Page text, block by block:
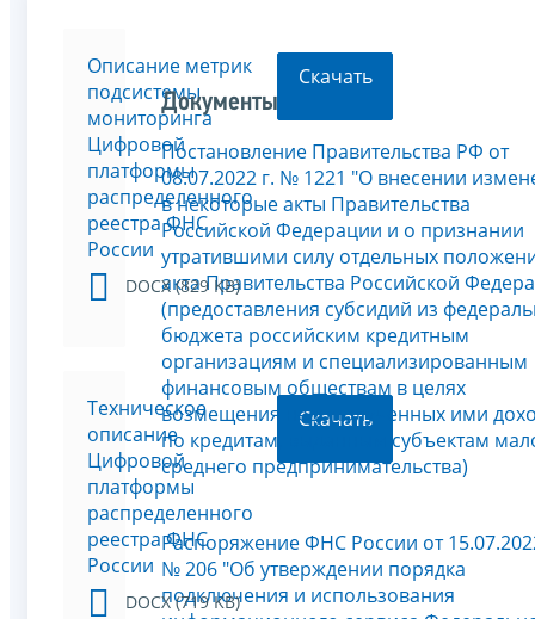
Описание метрик
подсистемы
мониторинга
Цифровой
платформы
распределенного
реестра ФНС
России
DOCX (829 KB)
Скачать
Техническое
описание
Цифровой
платформы
распределенного
реестра ФНС
России
DOCX (719 KB)
Скачать
Документы
Постановление Правительства РФ от
08.07.2022 г. № 1221 "О внесении
в некоторые акты Правительства
Российской Федерации и о признании
утратившими силу отдельных
акта Правительства Российской
(предоставления субсидий из
бюджета российским кредитным
организациям и специализированным
финансовым обществам в целях
возмещения недополученных ими
по кредитам, выданным субъектам
среднего предпринимательства)
Распоряжение ФНС России от
№ 206 "Об утверждении порядка
подключения и использования